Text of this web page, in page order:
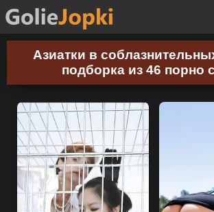
Азиатки в
подборка из 46 порно